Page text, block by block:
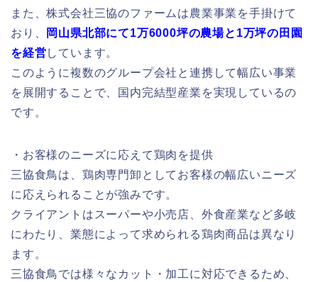
また、株式会社三協のファームは農業事業を手掛けて
おり、
岡山県北部にて1万6000坪の農場と1万坪の田園
を経営しています。
このように複数のグループ会社と連携して幅広い事業
を展開することで、国内完結型産業を実現しているの
です。
・お客様のニーズに応えて鶏肉を提供
三協食鳥は、鶏肉専門卸としてお客様の幅広いニーズ
に応えられることが強みです。
クライアントはスーパーや小売店、外食産業など多岐
にわたり、業態によって求められる鶏肉商品は異なり
ます。
三協食鳥では様々なカット・加工に対応できるため、